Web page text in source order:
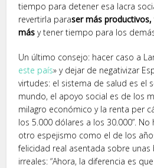
tiempo para detener esa lacra
revertirla paraser más
másy tener tiempo para los
Un último consejo: hacer caso a
este país» y dejar de negativizar
virtudes: el sistema de salud es el
mundo, el apoyo social es de los
milagro económico y la renta per
los 5.000 dólares a los 30.000”.
otro espejismo como el de los
felicidad real asentada sobre unas
irreales: “Ahora, la diferencia es